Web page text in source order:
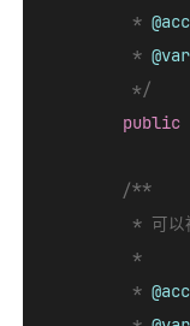
         *
         *
@var
         */
public
/**
* 可以
         *
         *